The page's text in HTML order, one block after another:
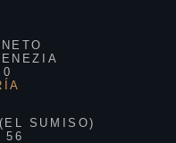
0
SUMISO)
56